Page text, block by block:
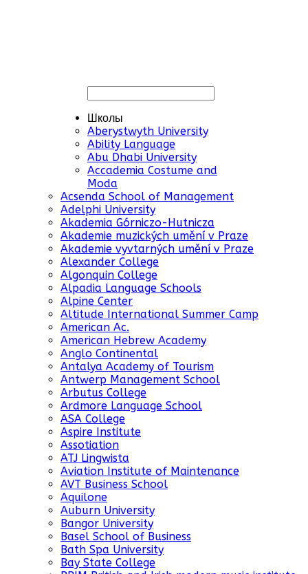
Школы
Aberystwyth University
Ability Language
Abu Dhabi University
Accademia Costume and
Moda
Acsenda School of Management
Adelphi University
Akademia Górniczo-Hutnicza
Akademie muzických umění v Praze
Akademie vyvtarných umění v Praze
Alexander College
Algonquin College
Alpadia Language Schools
Alpine Center
Altitude International Summer Camp
American Ac.
American Hebrew Academy
Anglo Continental
Antalya Academy of Tourism
Antwerp Management School
Arbutus College
Ardmore Language School
ASA College
Aspire Institute
Assotiation
ATJ Lingwista
Aviation Institute of Maintenance
AVT Business School
Aquilone
Auburn University
Bangor University
Basel School of Business
Bath Spa University
Bay State College